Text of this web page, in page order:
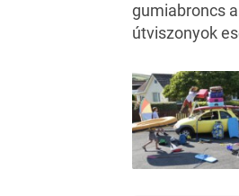
gumiabroncs
útviszonyok